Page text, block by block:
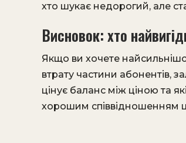
хто шукає недорогий, але
Висновок: хто
Якщо ви хочете
втрату частини абонентів,
цінує баланс між ціною та
хорошим співвідношенням